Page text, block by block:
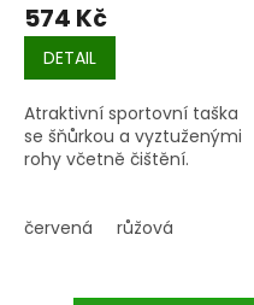
574 Kč
DETAIL
Atraktivní sportovní taška
se šňůrkou a vyztuženými
rohy včetně čištění.
červená růžová